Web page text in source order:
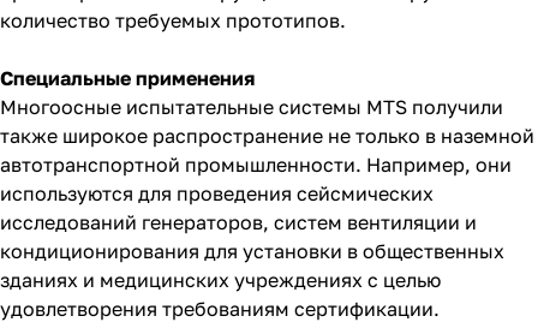
количество требуемых прототипов.
Специальные применения
Многоосные испытательные системы MTS получили
также широкое распространение не только в наземной
автотранспортной промышленности. Например, они
используются для проведения сейсмических
исследований генераторов, систем вентиляции и
кондиционирования для установки в общественных
зданиях и медицинских учреждениях с целью
удовлетворения требованиям сертификации.